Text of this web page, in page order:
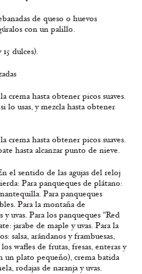
de queso o huevos
con un palillo.
dulces).
crema hasta obtener picos suaves.
lo usas, y mezcla hasta obtener
crema hasta obtener picos suaves.
hasta alcanzar punto de nieve.
el sentido de las agujas del reloj
Para panqueques de plátano:
Para panqueques
Para la montaña de
y uvas. Para los panqueques “Red
jarabe de maple y uvas. Para la
salsa, arándanos y frambuesas,
wafles de frutas, fresas, enteras y
un plato pequeño), crema batida
rodajas de naranja y uvas.